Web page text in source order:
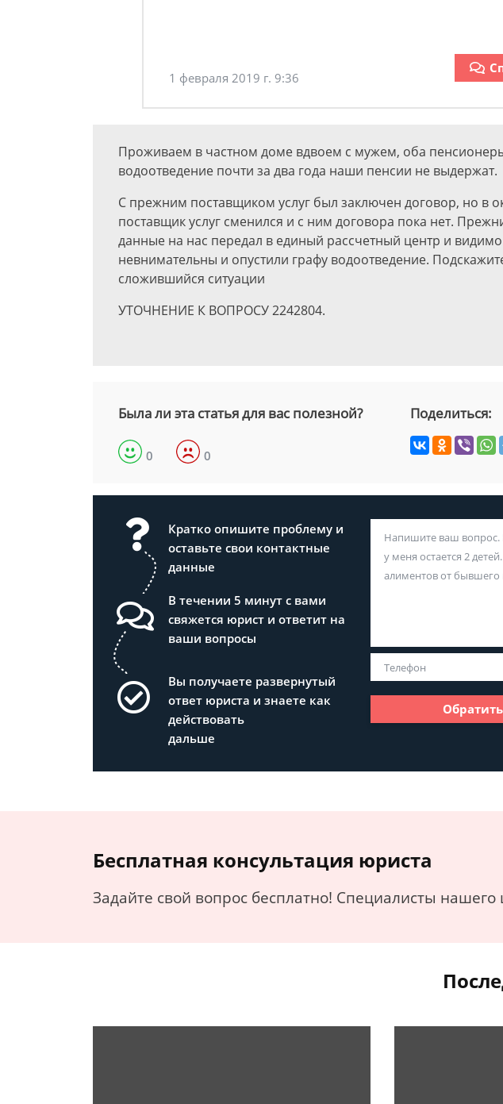
1 февраля 2019 г. 9:36
Проживаем в частном доме вдвоем с мужем, оба
водоотведение почти за два года наши пенсии не выдержат.
С прежним поставщиком услуг был заключен договор, но в
поставщик услуг сменился и с ним договора пока нет.
данные на нас передал в единый рассчетный центр и
невнимательны и опустили графу водоотведение.
сложившийся ситуации
УТОЧНЕНИЕ К ВОПРОСУ 2242804.
Была ли эта статья для вас полезной?
0 0
Поделиться:
Кратко опишите проблему и
оставьте свои контактные
данные
В течении 5 минут с вами
свяжется юрист и ответит на
ваши вопросы
Вы получаете развернутый
ответ юриста и знаете как
действовать
дальше
Бесплатная консультация юриста
Задайте свой вопрос бесплатно! Специалисты нашего